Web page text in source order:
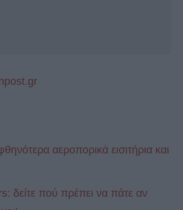
αεροπορικά εισιτήρια και
δείτε πού πρέπει να πάτε αν